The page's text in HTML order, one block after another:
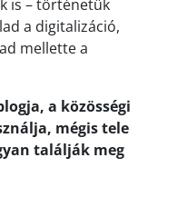
is – történetük
a digitalizáció,
mellette a
a közösségi
mégis tele
találják meg